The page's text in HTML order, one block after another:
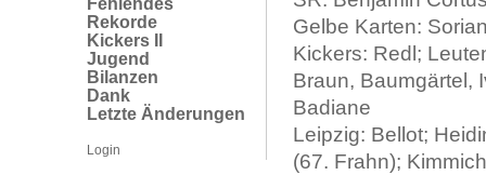
Fehlendes
Rekorde
Kickers II
Jugend
Bilanzen
Dank
Letzte Änderungen
Login
Gelbe Karten:
Kickers: Redl;
Braun, Baumgärtel,
Badiane
Leipzig: Bellot;
(67. Frahn);